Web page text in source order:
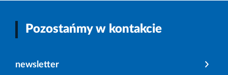
Pozostańmy w kontakcie
newsletter